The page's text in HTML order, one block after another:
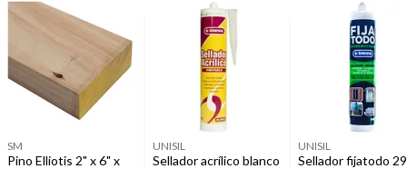
Fijaciones para tabiquería y yeso cartón
Lijadoras y lijas
SM
Pino Elliotis 2" x 6" x
UNISIL
Sellador acrílico blanco
UNISIL
Sellador fijatodo